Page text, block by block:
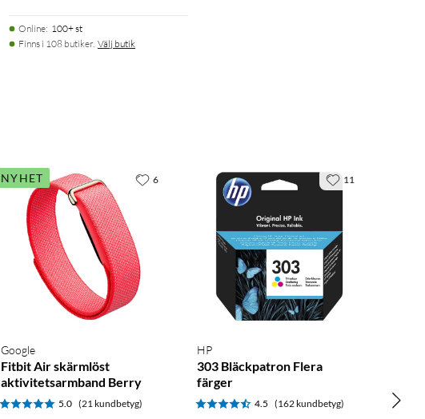
Online: 100+ st
Finns i 108 butiker. Välj butik
NYHET
Google
Fitbit Air skärmlöst
aktivitetsarmband Berry
5.0 (21 kundbetyg)
6
HP
303 Bläckpatron Flera
färger
4.5 (162 kundbetyg)
11